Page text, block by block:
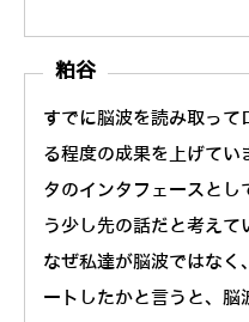
粕谷
すでに脳波を読み取って
る程度の成果を上げてい
タのインタフェースとし
う少し先の話だと考えて
なぜ私達が脳波ではなく
ートしたかと言うと、脳